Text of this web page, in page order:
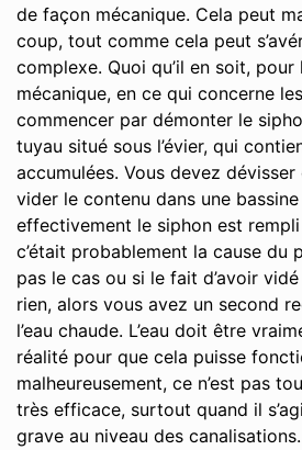
de façon mécanique. Cela peut
coup, tout comme cela peut
complexe. Quoi qu’il en soit,
mécanique, en ce qui concerne
commencer par démonter le
tuyau situé sous l’évier, qui
accumulées. Vous devez
vider le contenu dans une
effectivement le siphon est
c’était probablement la cause du
pas le cas ou si le fait d’avoir vidé
rien, alors vous avez un second
l’eau chaude. L’eau doit être
réalité pour que cela puisse
malheureusement, ce n’est pas
très efficace, surtout quand il
grave au niveau des